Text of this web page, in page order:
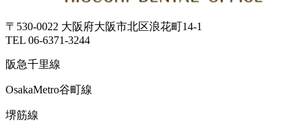
〒530-0022 大阪府大阪市北区浪花町14-1
TEL 06-6371-3244
阪急千里線
OsakaMetro谷町線
堺筋線